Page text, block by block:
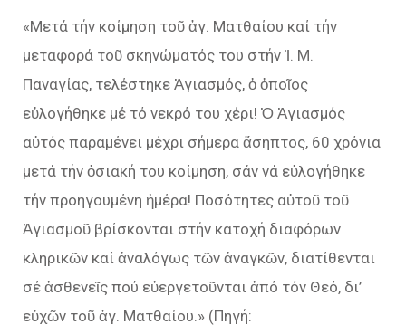
«Μετά τήν κοίμηση τοῦ ἁγ. Ματθαίου καί τήν
μεταφορά τοῦ σκηνώματός του στήν Ἱ. Μ.
Παναγίας, τελέστηκε Ἁγιασμός, ὁ ὁποῖος
εὐλογήθηκε μέ τό νεκρό του χέρι! Ὁ Ἁγιασμός
αὐτός παραμένει μέχρι σήμερα ἄσηπτος, 60 χρόνια
μετά τήν ὁσιακή του κοίμηση, σάν νά εὐλογήθηκε
τήν προηγουμένη ἡμέρα! Ποσότητες αὐτοῦ τοῦ
Ἁγιασμοῦ βρίσκονται στήν κατοχή διαφόρων
κληρικῶν καί ἀναλόγως τῶν ἀναγκῶν, διατίθενται
σέ ἀσθενεῖς πού εὐεργετοῦνται ἀπό τόν Θεό, δι’
εὐχῶν τοῦ ἁγ. Ματθαίου.» (Πηγή: